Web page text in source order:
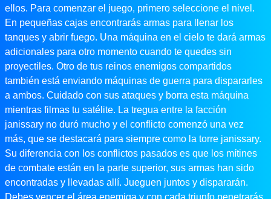
ellos. Para comenzar el juego, primero seleccione el nivel.
En pequeñas cajas encontrarás armas para llenar los
tanques y abrir fuego. Una máquina en el cielo te dará armas
adicionales para otro momento cuando te quedes sin
proyectiles. Otro de tus reinos enemigos compartidos
también está enviando máquinas de guerra para dispararles
a ambos. Cuidado con sus ataques y borra esta máquina
mientras filmas tu satélite. La tregua entre la facción
janissary no duró mucho y el conflicto comenzó una vez
más, que se destacará para siempre como la torre janissary.
Su diferencia con los conflictos pasados ​​es que los mítines
de combate están en la parte superior, sus armas han sido
encontradas y llevadas allí. Jueguen juntos y dispararán.